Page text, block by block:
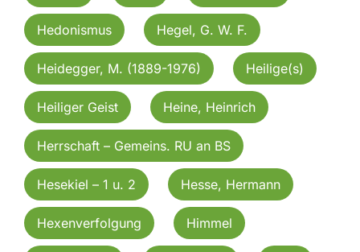
Hedonismus Hegel, G. W. F.
Heidegger, M. (1889-1976) Heilige(s)
Heiliger Geist Heine, Heinrich
Herrschaft – Gemeins. RU an BS
Hesekiel – 1 u. 2 Hesse, Hermann
Hexenverfolgung Himmel